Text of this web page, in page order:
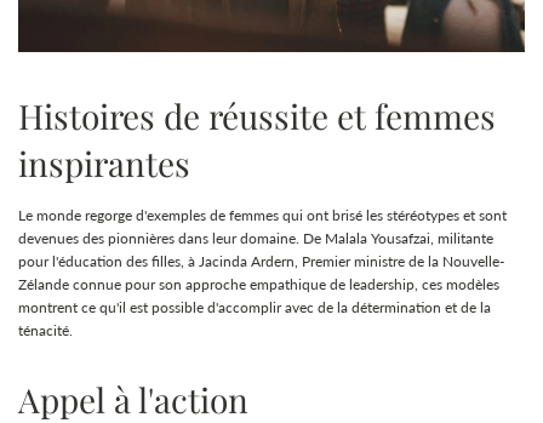
Histoires de réussite et femmes
inspirantes
Le monde regorge d'exemples de femmes qui ont brisé les stéréotypes et sont
devenues des pionnières dans leur domaine. De Malala Yousafzai, militante
pour l'éducation des filles, à Jacinda Ardern, Premier ministre de la Nouvelle-
Zélande connue pour son approche empathique de leadership, ces modèles
montrent ce qu'il est possible d'accomplir avec de la détermination et de la
ténacité.
Appel à l'action